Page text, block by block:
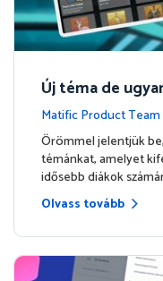
Új téma de
ozmikus
Matific Product Team
ek
Örömmel jelentjük
témánkat, amelyet
idősebb diákok
Olvass tovább